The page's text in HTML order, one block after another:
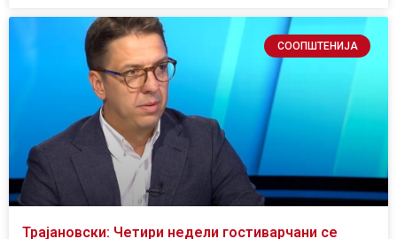
СООПШТЕНИЈА
Трајановски: Четири недели гостиварчани се